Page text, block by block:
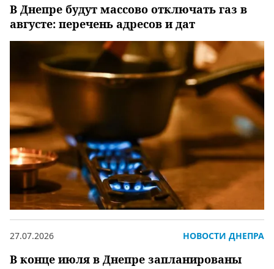
В Днепре будут массово отключать газ в
августе: перечень адресов и дат
В конце июля в Днепре запланированы
27.07.2026 НОВОСТИ ДНЕПРА